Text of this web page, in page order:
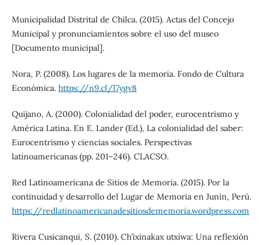
Municipalidad Distrital de Chilca. (2015). Actas del Concejo
Municipal y pronunciamientos sobre el uso del museo
[Documento municipal].
Nora, P. (2008). Los lugares de la memoria. Fondo de Cultura
Económica. https://n9.cl/l7ygv8
Quijano, A. (2000). Colonialidad del poder, eurocentrismo y
América Latina. En E. Lander (Ed.), La colonialidad del saber:
Eurocentrismo y ciencias sociales. Perspectivas
latinoamericanas (pp. 201–246). CLACSO.
Red Latinoamericana de Sitios de Memoria. (2015). Por la
continuidad y desarrollo del Lugar de Memoria en Junín, Perú.
https://redlatinoamericanadesitiosdememoria.wordpress.com
Rivera Cusicanqui, S. (2010). Ch’ixinakax utxiwa: Una reflexión